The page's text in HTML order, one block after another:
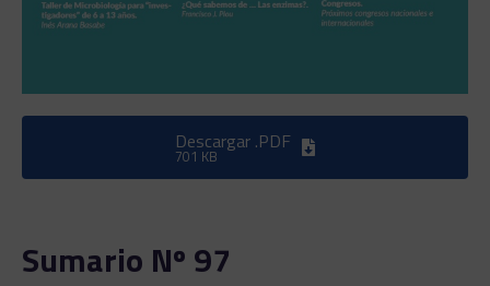
Descargar .PDF
701 KB
Sumario Nº 97